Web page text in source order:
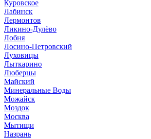
Куровское
Лабинск
Лермонтов
Ликино-Дулёво
Лобня
Лосино-Петровский
Луховицы
Лыткарино
Люберцы
Майский
Минеральные Воды
Можайск
Моздок
Москва
Мытищи
Назрань